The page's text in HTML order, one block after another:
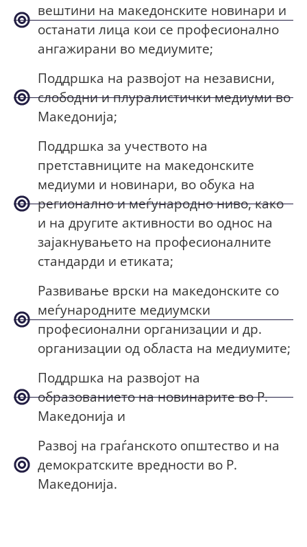
вештини на македонските новинари и
останати лица кои се професионално
ангажирани во медиумите;
Поддршка на развојот на независни,
слободни и плуралистички медиуми во
Македонија;
Поддршка за учеството на
претставниците на македонските
медиуми и новинари, во обука на
регионално и меѓународно ниво, како
и на другите активности во однос на
зајакнувањето на професионалните
стандарди и етиката;
Развивање врски на македонските со
меѓународните медиумски
професионални организации и др.
организации од областа на медиумите;
Поддршка на развојот на
образованието на новинарите во Р.
Македонија и
Развој на граѓанското општество и на
демократските вредности во Р.
Македонија.